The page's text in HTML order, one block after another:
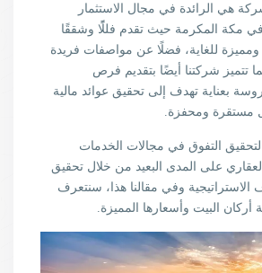
هي الرائدة في مجال الاستثمار
في مكة المكرمة حيث تقدم فللًًا وشققًا
ومميزة للغاية، فضلًا عن مواصفات فريدة
تتميز شركتنا أيضًا بتقديم فرص
بعناية تهدف إلى تحقيق عوائد مالية
مستقرة ومحفزة.
التفوق في مجالات الخدمات
على المدى البعيد من خلال تحقيق
وفي مقالنا هذا، سنتعرف
البيت وأسعارها المميزة.